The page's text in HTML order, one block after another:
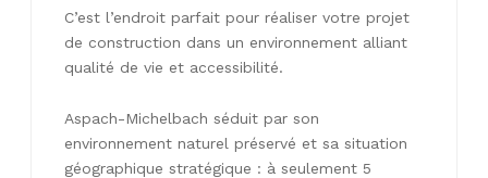
C’est l’endroit parfait pour réaliser votre projet
de construction dans un environnement alliant
qualité de vie et accessibilité.
Aspach-Michelbach séduit par son
environnement naturel préservé et sa situation
géographique stratégique : à seulement 5